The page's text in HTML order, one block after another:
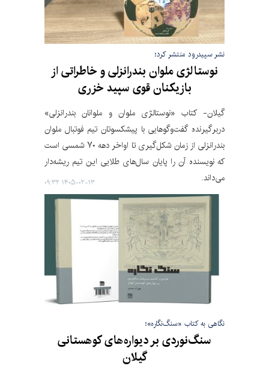
نشر سپیدرود منتشر کرد؛
نوستالژی ملوان بندرانزلی و خاطراتی از
بازیکنان قوی سپید خزری
گیلان- کتاب «نوستالژی ملوان و ملوانان بندرانزلی»
دربرگیرنده گفت‌وگوهایی با پیشکسوتان تیم فوتبال ملوان
بندرانزلی از زمان شکل‌گیری تا اواخر دهه ۷۰ شمسی است
که نویسنده آن را پایان سال‌های طلایی این تیم ریشه‌دار
می‌داند.
۱۴۰۵-۰۲-۱۳ ۰۹:۳۲
نگاهی به کتاب «سنگ‌نگاره»؛
سنگ‌نوردی بر دیواره‌های کوهستانی
گیلان